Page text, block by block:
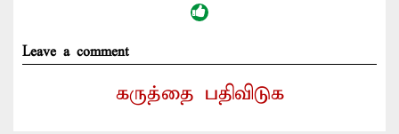
Leave a comment
கருத்தை பதிவிடுக